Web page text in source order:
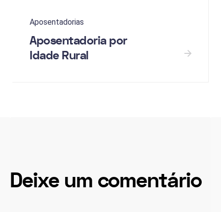
Aposentadorias
Aposentadoria por
Idade Rural
Deixe um comentário